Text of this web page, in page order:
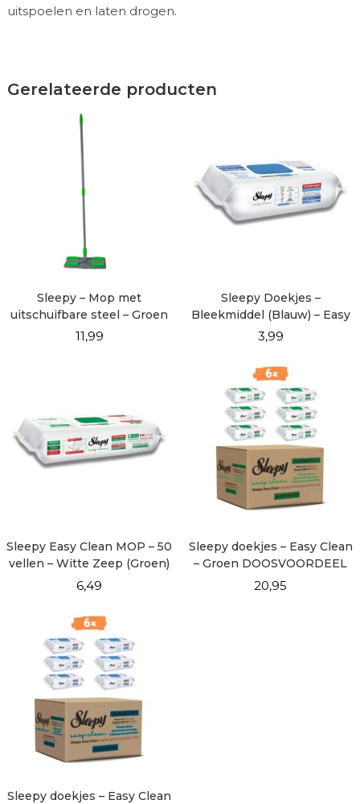
uitspoelen en laten drogen.
Gerelateerde producten
Sleepy – Mop met
uitschuifbare steel – Groen
11,99
Sleepy Doekjes –
Bleekmiddel (Blauw) – Easy
Clean – 100 vellen
3,99
Sleepy Easy Clean MOP – 50
vellen – Witte Zeep (Groen)
6,49
Sleepy doekjes – Easy Clean
– Groen DOOSVOORDEEL
6×100
20,95
Sleepy doekjes – Easy Clean